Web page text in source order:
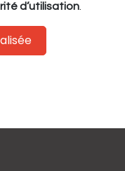
d’utilisation